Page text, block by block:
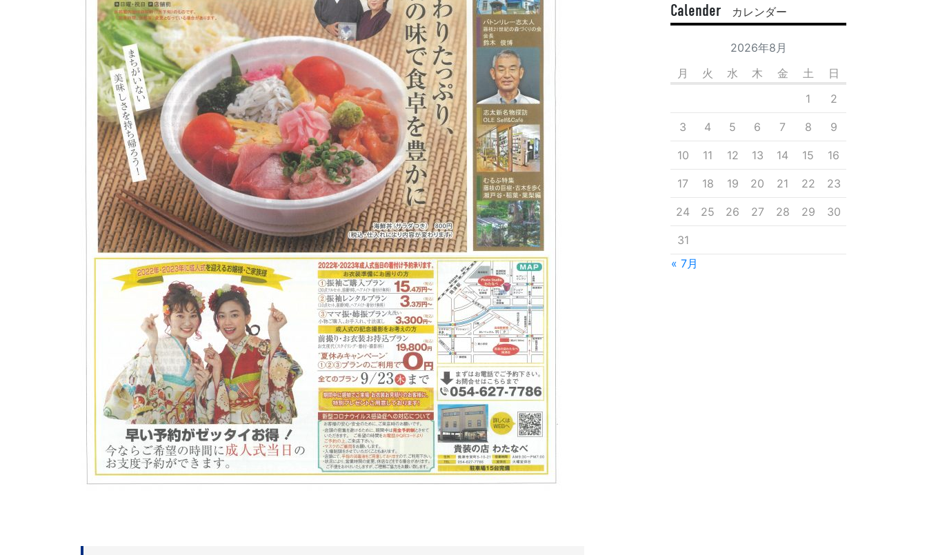
Calender カレンダー
2026年8月
月
火 水 木 金 土 日
« 7月
1 2
3 4 5 6 7 8 9
10 11 12 13 14 15 16
17 18 19 20 21 22 23
24 25 26 27 28 29 30
31